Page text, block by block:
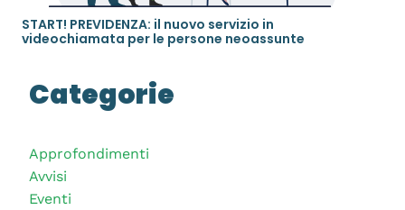
START! PREVIDENZA: il nuovo servizio in
videochiamata per le persone neoassunte
Categorie
Approfondimenti
Avvisi
Eventi